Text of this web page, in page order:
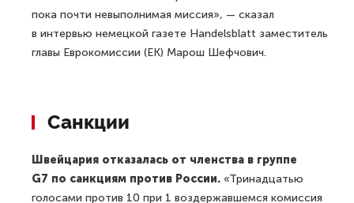
пока почти невыполнимая миссия», — сказал
в интервью немецкой газете Handelsblatt заместитель
главы Еврокомиссии (ЕК) Марош Шефчович.
Санкции
Швейцария отказалась от членства в группе
G7 по санкциям против России. «Тринадцатью
голосами против 10 при 1 воздержавшемся комиссия